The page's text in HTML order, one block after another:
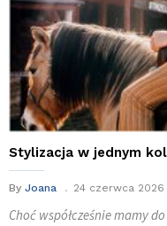
Stylizacja w jednym
By Joana 24 czerwca 2026
Choć współcześnie mamy